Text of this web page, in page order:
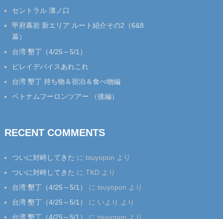
セントラル 溝ノ口
甲府幕岩 新エリア ルート紹介その2（6&8
幕）
台湾 墾丁（4/25～5/1）
ビレイデバイスあれこれ
台湾 墾丁 持ち物＆宿泊＆食べ物編
ベトナムフーロンツアー （後編）
RECENT COMMENTS
ついに対峙してきた に tsuyopon より
ついに対峙してきた に TKDより
台湾 墾丁（4/25～5/1）
に tsuyopon より
台湾 墾丁（4/25～5/1）
に いより より
台湾 墾丁（4/25～5/1）
に tsuyopon より